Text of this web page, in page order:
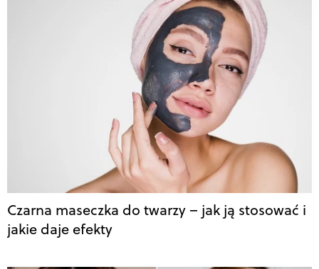
Czarna maseczka do twarzy – jak ją stosować i
jakie daje efekty